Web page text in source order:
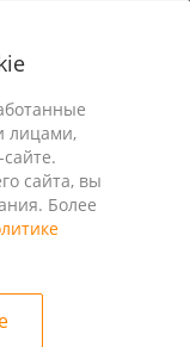
лицами,
сайта, вы
Более